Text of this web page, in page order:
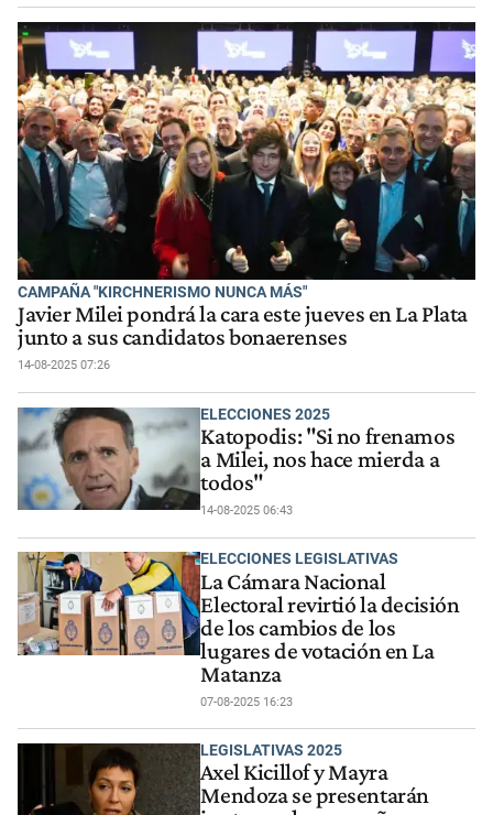
CAMPAÑA "KIRCHNERISMO NUNCA MÁS"
Javier Milei pondrá la cara este jueves en La Plata
junto a sus candidatos bonaerenses
14-08-2025 07:26
ELECCIONES 2025
Katopodis: "Si no frenamos
a Milei, nos hace mierda a
todos"
14-08-2025 06:43
ELECCIONES LEGISLATIVAS
La Cámara Nacional
Electoral revirtió la decisión
de los cambios de los
lugares de votación en La
Matanza
07-08-2025 16:23
LEGISLATIVAS 2025
Axel Kicillof y Mayra
Mendoza se presentarán